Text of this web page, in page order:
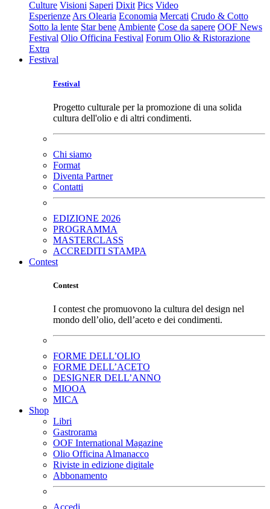
Culture Visioni Saperi Dixit Pics Video
Esperienze Ars Olearia Economia Mercati Crudo & Cotto
Sotto la lente Star bene Ambiente Cose da sapere OOF News
Festival Olio Officina Festival Forum Olio & Ristorazione
Extra
Festival
Festival
Progetto culturale per la promozione di una solida
cultura dell'olio e di altri condimenti.
Chi siamo
Format
Diventa Partner
Contatti
EDIZIONE 2026
PROGRAMMA
MASTERCLASS
ACCREDITI STAMPA
Contest
Contest
I contest che promuovono la cultura del design nel
mondo dell’olio, dell’aceto e dei condimenti.
FORME DELL’OLIO
FORME DELL’ACETO
DESIGNER DELL’ANNO
MIOOA
MICA
Shop
Libri
Gastrorama
OOF International Magazine
Olio Officina Almanacco
Riviste in edizione digitale
Abbonamento
Accedi